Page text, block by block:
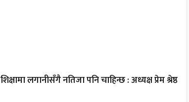
शिक्षामा लगानीसँगै नतिजा पनि चाहिन्छ : अध्यक्ष प्रेम श्रेष्ठ